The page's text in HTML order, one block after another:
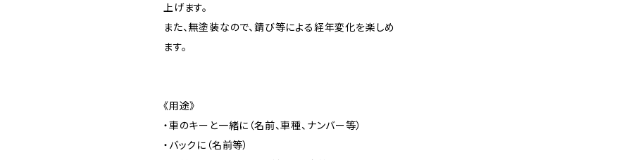
上げます。
また、無塗装なので、錆び等による経年変化を楽しめ
ます。
《用途》
・車のキーと一緒に（名前、車種、ナンバー等）
・バックに（名前等）